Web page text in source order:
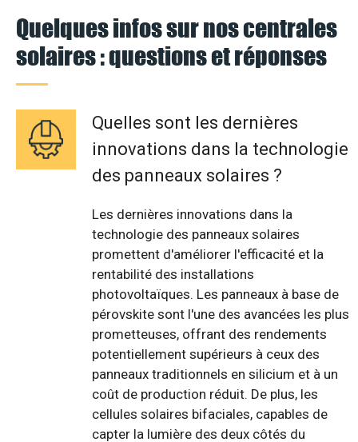
Quelques infos sur nos centrales
solaires : questions et réponses
Quelles sont les dernières
innovations dans la technologie
des panneaux solaires ?
Les dernières innovations dans la
technologie des panneaux solaires
promettent d'améliorer l'efficacité et la
rentabilité des installations
photovoltaïques. Les panneaux à base de
pérovskite sont l'une des avancées les plus
prometteuses, offrant des rendements
potentiellement supérieurs à ceux des
panneaux traditionnels en silicium et à un
coût de production réduit. De plus, les
cellules solaires bifaciales, capables de
capter la lumière des deux côtés du